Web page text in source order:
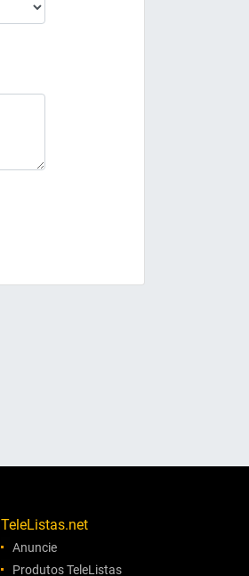
TeleListas.net
Anuncie
Produtos TeleListas